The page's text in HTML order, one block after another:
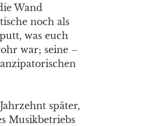
Wand
noch als
was euch
war; seine –
später,
Musikbetriebs